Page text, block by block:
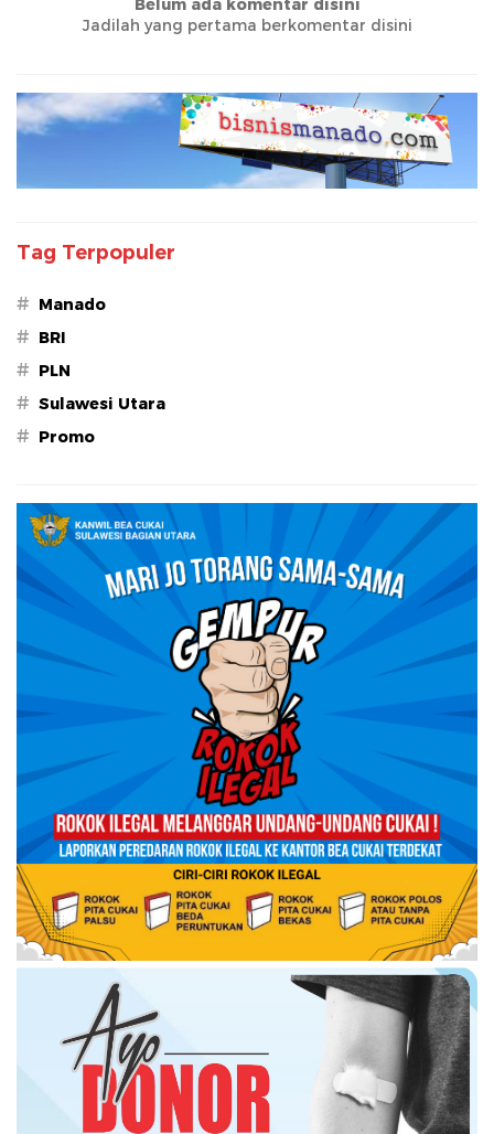
Belum ada komentar disini
Jadilah yang pertama berkomentar disini
Tag Terpopuler
# Manado
# BRI
# PLN
# Sulawesi Utara
# Promo